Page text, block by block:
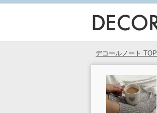
デコールノート TOP